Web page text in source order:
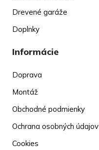
Drevené garáže
Doplnky
Informácie
Doprava
Montáž
Obchodné podmienky
Ochrana osobných údajov
Cookies